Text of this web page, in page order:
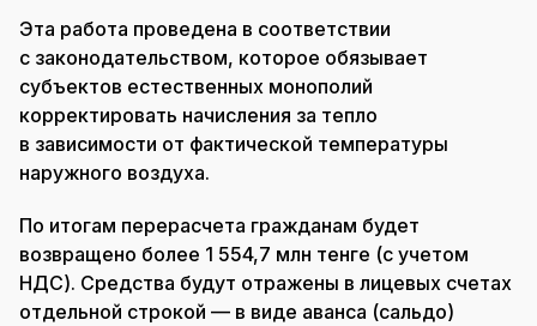
Эта работа проведена в соответствии
с законодательством, которое обязывает
субъектов естественных монополий
корректировать начисления за тепло
в зависимости от фактической температуры
наружного воздуха.
По итогам перерасчета гражданам будет
возвращено более 1 554,7 млн тенге (с учетом
НДС). Средства будут отражены в лицевых счетах
отдельной строкой — в виде аванса (сальдо)